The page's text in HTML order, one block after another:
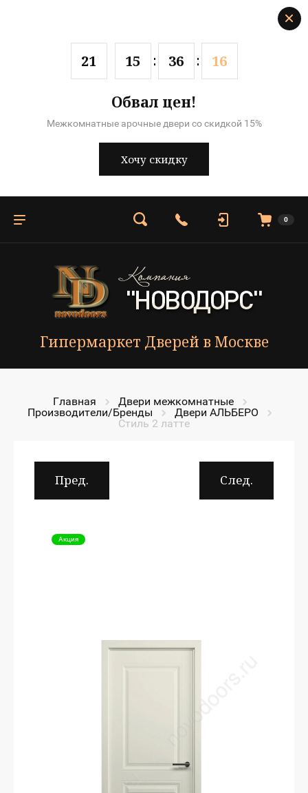
21 15 36 16
Обвал цен!
Межкомнатные арочные двери со скидкой 15%
Хочу скидку
0
Гипермаркет Дверей в Москве
Главная
Двери межкомнатные
Производители/Бренды
Двери АЛЬБЕРО
Стиль 2 латте
Пред. След.
Акция